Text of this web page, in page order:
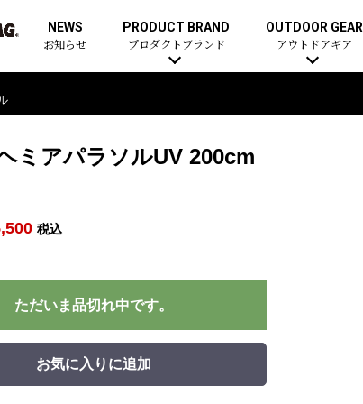
NEWS
お知らせ
PRODUCT BRAND
プロダクトブランド
OUTDOOR GEAR
アウトドアギア
ミアパラソルUV 200cm
税込
ただいま品切れ中です。
お気に入りに追加